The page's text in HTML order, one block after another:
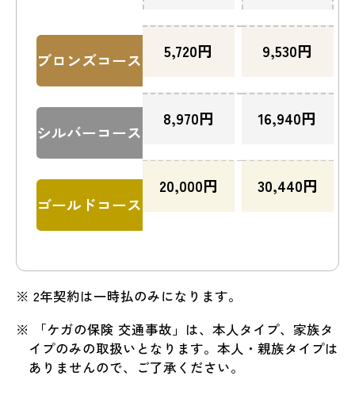
ブロンズコース
シルバーコース
ゴールドコース
5,720円
8,970円
20,000円
9,530円
16,940円
30,440円
※ 2年契約は一時払のみになります。
※ 「ケガの保険 交通事故」は、本人タイプ、家族タ
イプのみの取扱いとなります。本人・親族タイプは
ありませんので、ご了承ください。